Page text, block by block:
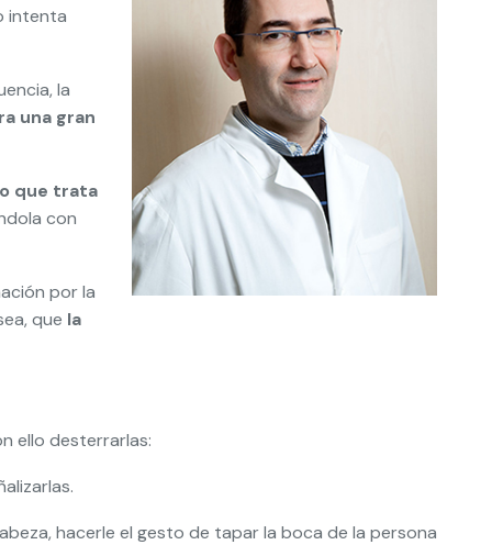
intenta
la
una gran
que trata
con
por la
que la
ello desterrarlas:
hacerle el gesto de tapar la boca de la persona